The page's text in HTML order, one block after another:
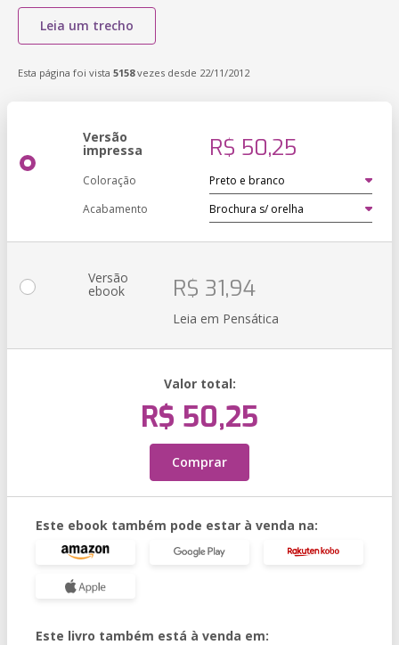
Leia um trecho
Esta página foi vista 5158vezes desde 22/11/2012
Versão
impressa R$ 50,25
Coloração
Acabamento
Versão
ebook R$ 31,94
Leia em Pensática
Valor total:
R$ 50,25
Comprar
Este ebook também pode estar à venda na:
Este livro também está à venda em: